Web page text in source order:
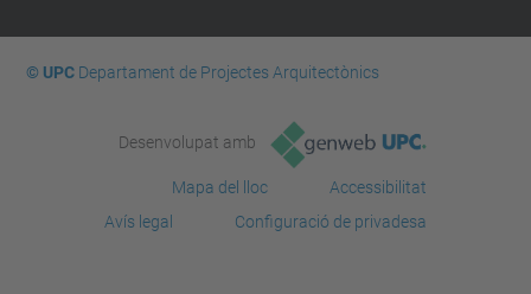
© UPCDepartament de Projectes Arquitectònics
Desenvolupat amb
Mapa del lloc
Accessibilitat
Avís legal
Configuració de privadesa